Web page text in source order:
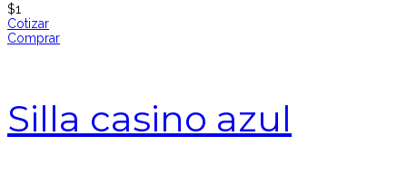
$1
Cotizar
Comprar
Silla casino azul